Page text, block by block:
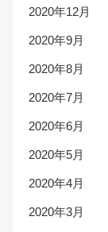
2020年12月
2020年9月
2020年8月
2020年7月
2020年6月
2020年5月
2020年4月
2020年3月